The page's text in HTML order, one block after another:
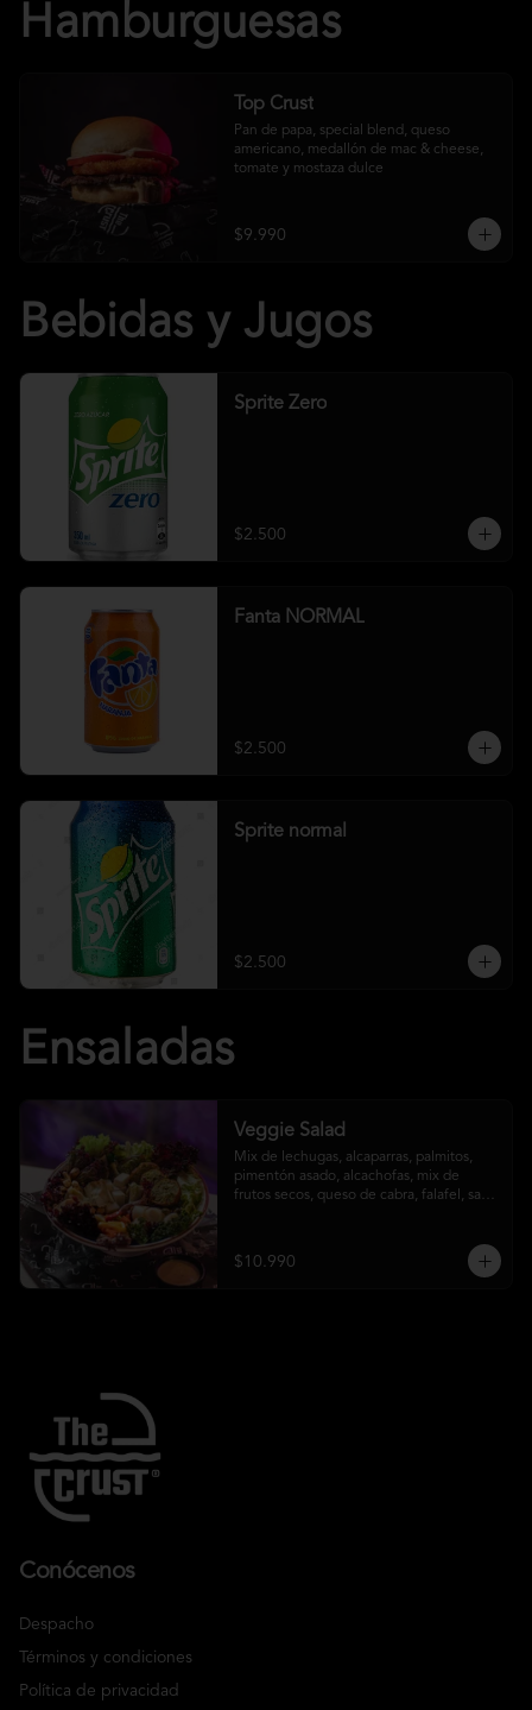
Hamburguesas
Top Crust
Pan de papa, special blend, queso
americano, medallón de mac & cheese,
tomate y mostaza dulce
$9.990
Bebidas y Jugos
Sprite Zero
$2.500
Fanta NORMAL
$2.500
Sprite normal
$2.500
Ensaladas
Veggie Salad
Mix de lechugas, alcaparras, palmitos,
pimentón asado, alcachofas, mix de
frutos secos, queso de cabra, falafel, salsa
$10.990
Conócenos
Despacho
Términos y condiciones
Política de privacidad